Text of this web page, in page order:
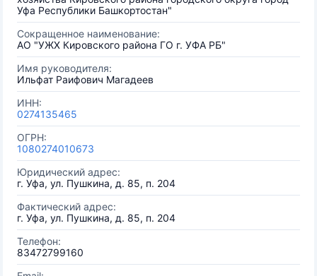
Уфа Республики Башкортостан"
Сокращенное наименование:
АО "УЖХ Кировского района ГО г. УФА РБ"
Имя руководителя:
Ильфат Раифович Магадеев
ИНН:
0274135465
ОГРН:
1080274010673
Юридический адрес:
г. Уфа, ул. Пушкина, д. 85, п. 204
Фактический адрес:
г. Уфа, ул. Пушкина, д. 85, п. 204
Телефон:
83472799160